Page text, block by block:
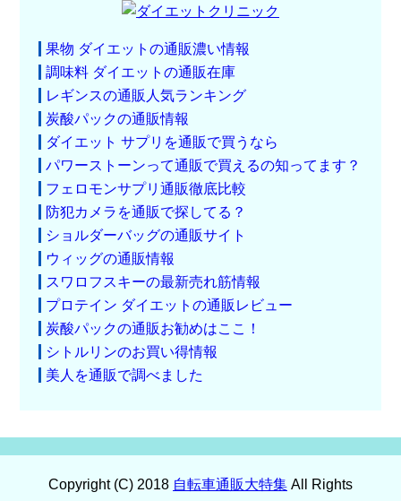
果物 ダイエットの通販濃い情報
調味料 ダイエットの通販在庫
レギンスの通販人気ランキング
炭酸パックの通販情報
ダイエット サプリを通販で買うなら
パワーストーンって通販で買えるの知ってます？
フェロモンサプリ通販徹底比較
防犯カメラを通販で探してる？
ショルダーバッグの通販サイト
ウィッグの通販情報
スワロフスキーの最新売れ筋情報
プロテイン ダイエットの通販レビュー
炭酸パックの通販お勧めはここ！
シトルリンのお買い得情報
美人を通販で調べました
Copyright (C) 2018 自転車通販大特集 All Rights